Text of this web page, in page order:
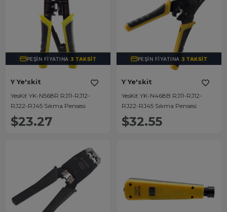
PEŞIN FIYATINA3 TAKSIT
Y Ye'skit
YesKit YK-N568R RJ11-RJ12-
RJ22-RJ45 Sıkma Pensesi
$23.27
PEŞIN FIYATINA3 TAKSIT
Y Ye'skit
YesKit YK-N468B RJ11-RJ12-
RJ22-RJ45 Sıkma Pensesi
$32.55